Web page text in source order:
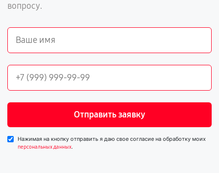
вопросу.
Отправить заявку
Нажимая на кнопку отправить я даю свое согласие на обработку моих
персональных данных.